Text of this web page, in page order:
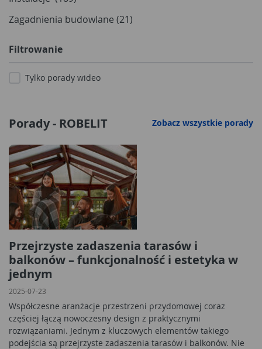
Zagadnienia budowlane (21)
Filtrowanie
Tylko porady wideo
Porady - ROBELIT Zobacz wszystkie porady
Przejrzyste zadaszenia tarasów i
balkonów – funkcjonalność i estetyka w
jednym
2025-07-23
Współczesne aranżacje przestrzeni przydomowej coraz
częściej łączą nowoczesny design z praktycznymi
rozwiązaniami. Jednym z kluczowych elementów takiego
podejścia są przejrzyste zadaszenia tarasów i balkonów. Nie